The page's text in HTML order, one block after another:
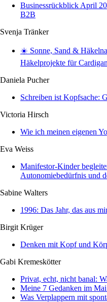
Businessrückblick April
B2B
Svenja Tränker
☀️ Sonne, Sand &
Häkelprojekte für
Daniela Pucher
Schreiben ist Kopfsache:
Victoria Hirsch
Wie ich meinen eigenen
Eva Weiss
Manifestor-Kinder
Autonomiebedürfnis und
Sabine Walters
1996: Das Jahr, das aus
Birgit Krüger
Denken mit Kopf und
Gabi Kremeskötter
Privat, echt, nicht banal:
Meine 7 Gedanken im
Was Verplappern mit